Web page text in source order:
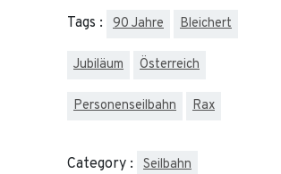
Tags : 90 Jahre Bleichert
Jubiläum Österreich
Personenseilbahn Rax
Category : Seilbahn